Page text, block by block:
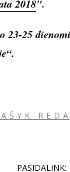
žmonės,
jie susirgo ir
kuris vyks